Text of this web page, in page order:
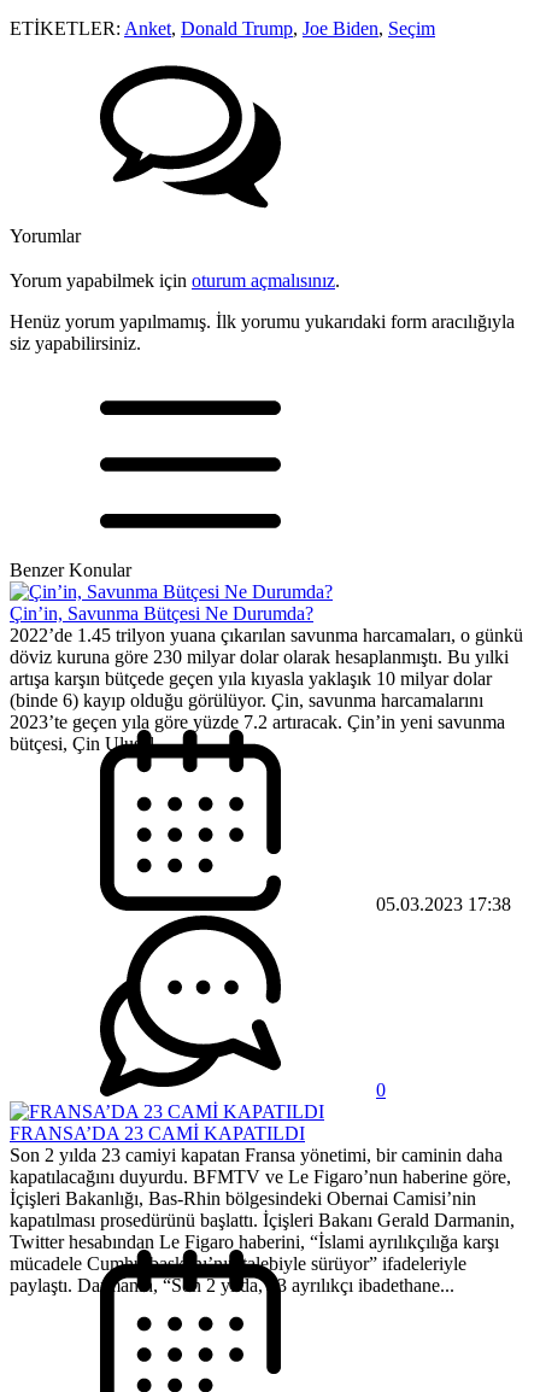
ETİKETLER: Anket, Donald Trump, Joe Biden, Seçim
Yorumlar
Yorum yapabilmek için oturum açmalısınız.
Henüz yorum yapılmamış. İlk yorumu yukarıdaki form aracılığıyla
siz yapabilirsiniz.
Benzer Konular
Çin’in, Savunma Bütçesi Ne Durumda?
2022’de 1.45 trilyon yuana çıkarılan savunma harcamaları, o günkü
döviz kuruna göre 230 milyar dolar olarak hesaplanmıştı. Bu yılki
artışa karşın bütçede geçen yıla kıyasla yaklaşık 10 milyar dolar
(binde 6) kayıp olduğu görülüyor. Çin, savunma harcamalarını
2023’te geçen yıla göre yüzde 7.2 artıracak. Çin’in yeni savunma
bütçesi, Çin Ulusal...
05.03.2023 17:38
0
​FRANSA’DA 23 CAMİ KAPATILDI
Son 2 yılda 23 camiyi kapatan Fransa yönetimi, bir caminin daha
kapatılacağını duyurdu. BFMTV ve Le Figaro’nun haberine göre,
İçişleri Bakanlığı, Bas-Rhin bölgesindeki Obernai Camisi’nin
kapatılması prosedürünü başlattı. İçişleri Bakanı Gerald Darmanin,
Twitter hesabından Le Figaro haberini, “İslami ayrılıkçılığa karşı
mücadele Cumhurbaşkanı’nın talebiyle sürüyor” ifadeleriyle
paylaştı. Darmanin, “Son 2 yılda, 23 ayrılıkçı ibadethane...